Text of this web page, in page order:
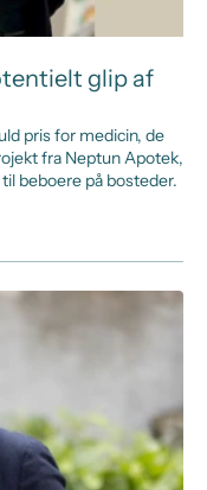
glip af
pris for medicin, de
fra Neptun Apotek,
beboere på bosteder.